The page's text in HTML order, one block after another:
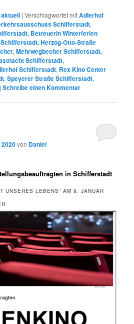
|Verschlagwortet mitAdlerhof
Schifferstadt,
, Betreuerin Winterferien
,Herzog-Otto-Straße
,Mehrwegbecher Schifferstadt,
Schifferstadt,
Schifferstadt, Rex Kino Center
,Speyerer Straße Schifferstadt,
|Schreibe einen Kommentar
von Daniel
in Schifferstadt
UNSERES LEBENS“ AM 8. JANUAR